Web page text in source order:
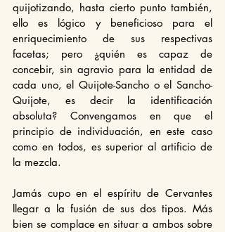
quijotizando, hasta cierto punto también,
ello es lógico y beneficioso para el
enriquecimiento de sus respectivas
facetas; pero ¿quién es capaz de
concebir, sin agravio para la entidad de
cada uno, el Quijote-Sancho o el Sancho-
Quijote, es decir la identificación
absoluta? Convengamos en que el
principio de individuación, en este caso
como en todos, es superior al artificio de
la mezcla.
Jamás cupo en el espíritu de Cervantes
llegar a la fusión de sus dos tipos. Más
bien se complace en situar a ambos sobre